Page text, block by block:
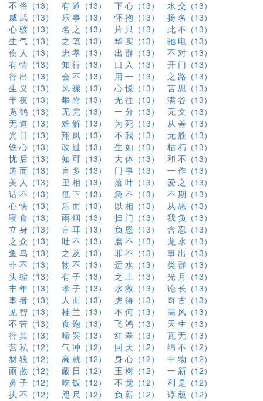
不 俗（13）
有 道（13） 下 心（13）
水 交（13）
威 武（13）
乐 事（13） 怀 抱（13）
扬 名（13）
心 骇（13）
名 之（13） 片 只（13）
此 不（13）
生 气（13）
之 笔（13） 华 实（13）
驰 电（13）
伤 人（13）
忠 孝（13） 出 群（13）
不 对（13）
有 情（13）
知 行（13） 口 入（13）
开 门（13）
行 出（13）
会 不（13） 用 一（13）
之 路（13）
生 义（13）
风 骤（13） 心 悦（13）
苦 思（13）
半 夜（13）
攀 附（13） 无 往（13）
满 谷（13）
凫 鹤（13）
无 完（13） 一 分（13）
无 文（13）
无 道（13）
难 解（13） 为 死（13）
从 善（13）
光 日（13）
翔 凤（13） 不 我（13）
无 胜（13）
铁 心（13）
改 过（13） 生 如（13）
枯 朽（13）
忧 后（13）
知 可（13） 大 体（13）
和 不（13）
道 而（13）
言 多（13） 门 事（13）
一 作（13）
美 人（13）
里 相（13） 落 叶（13）
爱 之（13）
话 不（13）
低 下（13） 急 不（13）
不 期（13）
心 快（13）
乐 而（13） 以 相（13）
从 恶（13）
寝 食（13）
雨 烟（13） 扫 门（13）
我 负（13）
立 身（13）
言 耳（13） 负 恩（13）
含 忍（13）
之 众（13）
吐 不（13） 磨 不（13）
龙 水（13）
鱼 鸟（13）
之 及（13） 罪 不（13）
事 出（13）
非 不（13）
物 不（13） 远 水（13）
类 群（13）
头 缩（13）
有 子（13） 之 土（13）
光 月（13）
丰 年（13）
孝 子（13） 水 救（13）
论 长（13）
事 者（13）
人 而（13） 虎 得（13）
奇 古（13）
见 智（13）
桂 兰（13） 不 何（13）
高 风（13）
不 苦（13）
食 饱（13） 飞 鸿（13）
天 生（13）
行 其（13）
啼 哭（13） 红 翠（13）
瓦 无（13）
营 私（12）
气 冲（12） 回 天（12）
绵 不（12）
豺 狼（12）
高 就（12） 身 心（12）
中 物（12）
雨 散（12）
蔽 日（12） 玉 树（12）
一 新（12）
鼻 子（12）
吃 饭（12） 不 觉（12）
利 是（12）
执 不（12）
咫 尺（12） 负 薪（12）
谆 藐（12）